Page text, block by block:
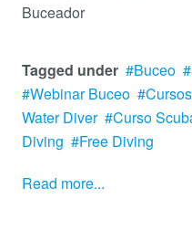
Buceador
Tagged under Buceo
Webinar Buceo
Water Diver
Curso
Diving
Free Diving
Read more...